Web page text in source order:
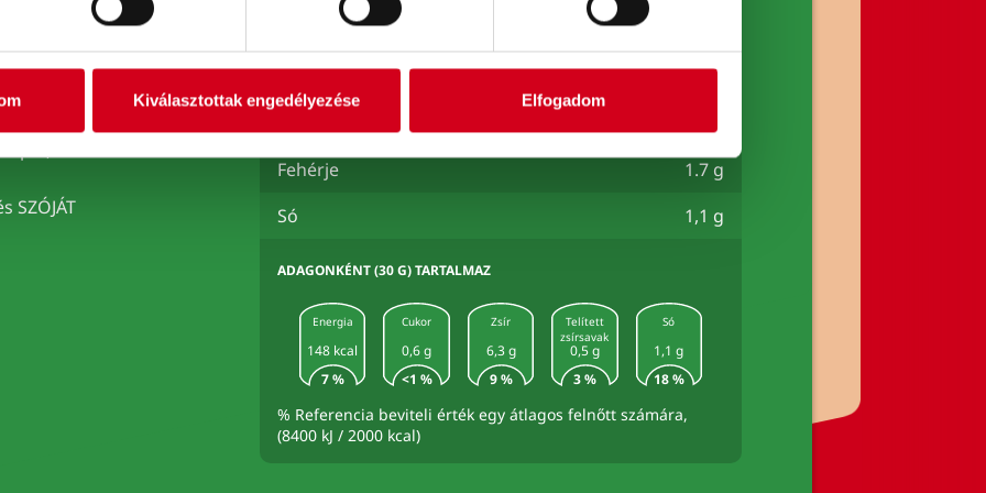
Kiválasztottak engedélyezése Elfogadom
étkezési só,
(0,5 %),
TEJPOR,
étkezési
SZÓJÁT
Szénhidrát
- amelyből cukrok
20 g
0,6 g
1.4 g
Fehérje
1.7 g
Só
1,1 g
ADAGONKÉNT (30 G) TARTALMAZ
Energia
148 kcal
7 %
Cukor
0,6 g
<1 %
Zsír
6,3 g
9 %
Telített
zsírsavak
0,5 g
3 %
Só
1,1 g
18 %
% Referencia beviteli érték egy átlagos felnőtt számára,
(8400 kJ / 2000 kcal)